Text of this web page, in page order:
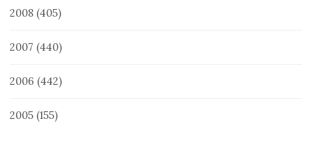
2008 (405)
2007 (440)
2006 (442)
2005 (155)